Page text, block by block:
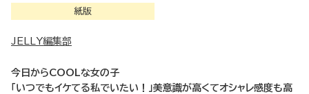
紙版
JELLY編集部
今日からCOOLな女の子
「いつでもイケてる私でいたい！」美意識が高くてオシャレ感度も高